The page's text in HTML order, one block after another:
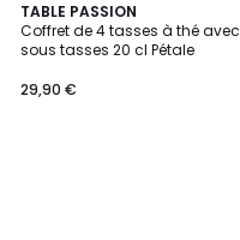
TABLE PASSION
Coffret de 4 tasses à thé avec
sous tasses 20 cl Pétale
29,90 €